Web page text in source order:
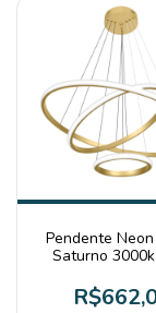
Pendente
Saturno